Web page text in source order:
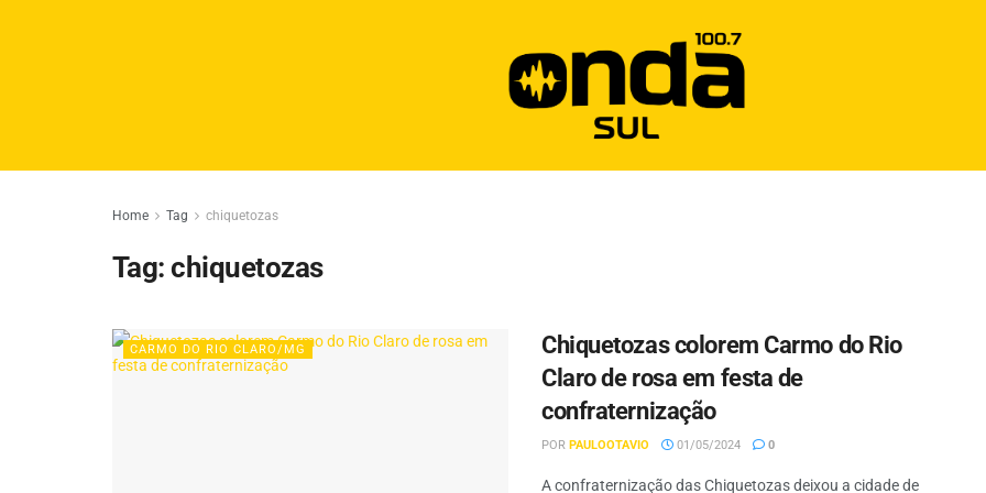
Home Tag chiquetozas
Tag:chiquetozas
CARMO DO RIO CLARO/MG
Chiquetozas colorem Carmo do Rio
Claro de rosa em festa de
confraternização
POR PAULOOTAVIO 01/05/2024 0
A confraternização das Chiquetozas deixou a cidade de